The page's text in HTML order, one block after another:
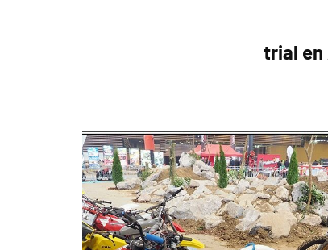
trial en